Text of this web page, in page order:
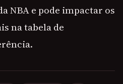
NBA e pode impactar os
na tabela de